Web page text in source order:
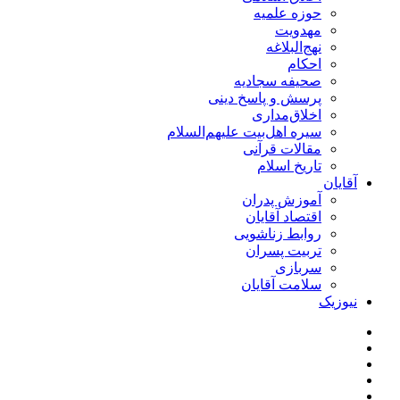
حوزه علمیه
مهدویت
نهج‌البلاغه
احکام
صحیفه سجادیه
پرسش و پاسخ دینی
اخلاق‌مداری
سیره اهل‌بیت علیهم‌السلام
مقالات قرآنی
تاریخ اسلام
آقایان
آموزش پدران
اقتصاد آقایان
روابط زناشویی
تربیت پسران
سربازی
سلامت آقایان
نیوزیک